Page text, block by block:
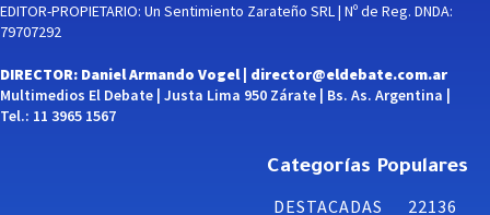
EDITOR-PROPIETARIO: Un Sentimiento Zarateño SRL | Nº de Reg. DNDA:
79707292
DIRECTOR: Daniel Armando Vogel | director@eldebate.com.ar
Multimedios El Debate | Justa Lima 950 Zárate | Bs. As. Argentina |
Tel.: 11 3965 1567
Categorías Populares
DESTACADAS
22136